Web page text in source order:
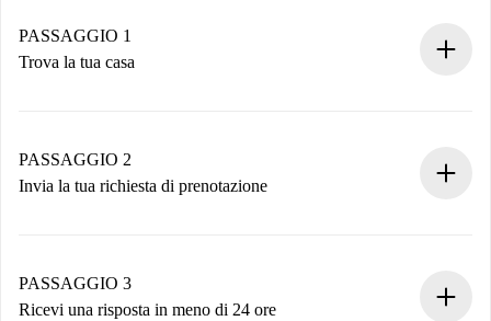
PASSAGGIO 1
Trova la tua casa
Hai tutte le informazioni necessarie in anticipo.
PASSAGGIO 2
Invia la tua richiesta di prenotazione
non accetta.
PASSAGGIO 3
Ricevi una risposta in meno di 24 ore